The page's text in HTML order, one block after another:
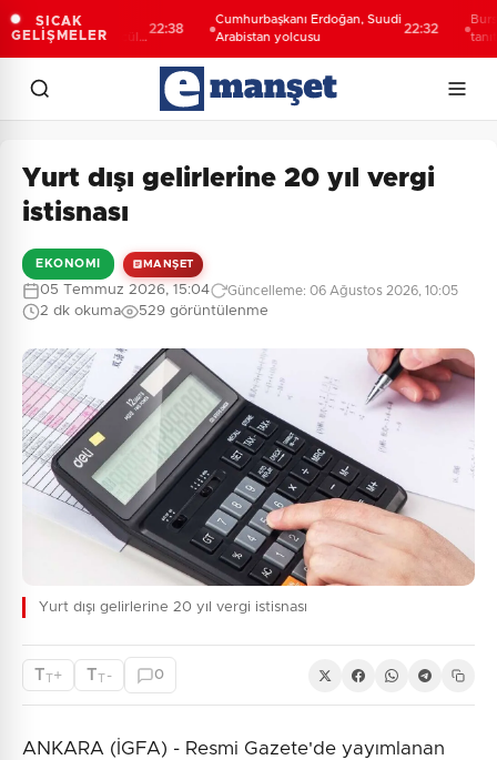
SICAK
GELİŞMELER
Biba:
bütüncül
Cumhurbaşkanı Erdoğan, Suudi
Arabistan yolcusu
22:32
Bursa’da
tanıtıldı...
Yurt dışı gelirlerine 20 yıl vergi
istisnası
EKONOMI MANŞET
05 Temmuz 2026, 15:04 Güncelleme: 06 Ağustos 2026, 10:05
2 dk okuma 529 görüntülenme
Yurt dışı gelirlerine 20 yıl vergi istisnası
TT+ TT - 0
ANKARA (İGFA) - Resmi Gazete'de yayımlanan